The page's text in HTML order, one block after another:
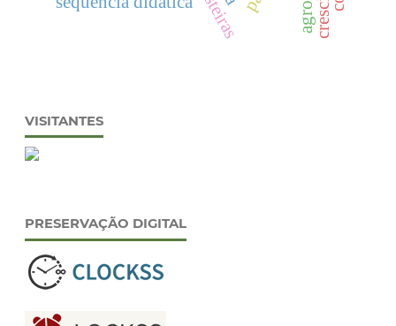
VISITANTES
PRESERVAÇÃO DIGITAL